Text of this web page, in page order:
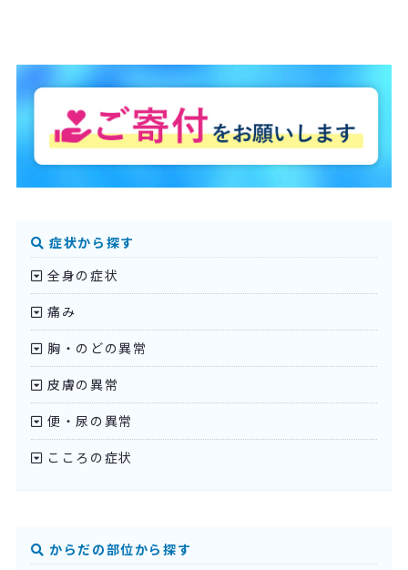
症状から探す
全身の症状
痛み
胸・のどの異常
皮膚の異常
便・尿の異常
こころの症状
からだの部位から探す